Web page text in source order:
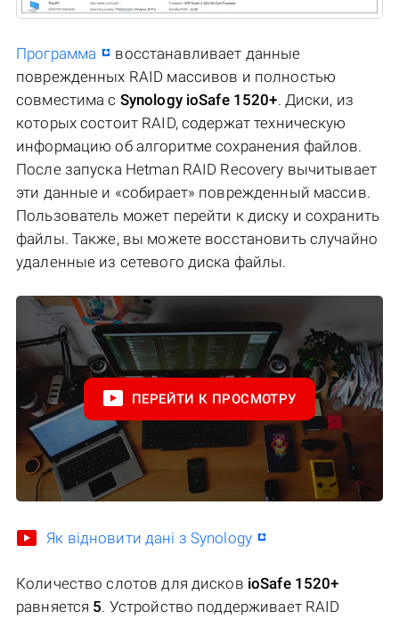
Программа
восстанавливает данные
поврежденных RAID массивов и полностью
совместима с Synology ioSafe 1520+. Диски, из
которых состоит RAID, содержат техническую
информацию об алгоритме сохранения файлов.
После запуска Hetman RAID Recovery вычитывает
эти данные и «собирает» поврежденный массив.
Пользователь может перейти к диску и сохранить
файлы. Также, вы можете восстановить случайно
удаленные из сетевого диска файлы.
ПЕРЕЙТИ К ПРОСМОТРУ
Як відновити дані з Synology
Количество слотов для дисков ioSafe 1520+
равняется 5. Устройство поддерживает RAID